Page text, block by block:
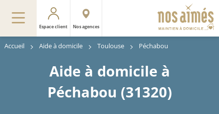
Espace client Nos agences
Accueil Aide à domicile Toulouse Péchabou
Aide à domicile à
Péchabou (31320)